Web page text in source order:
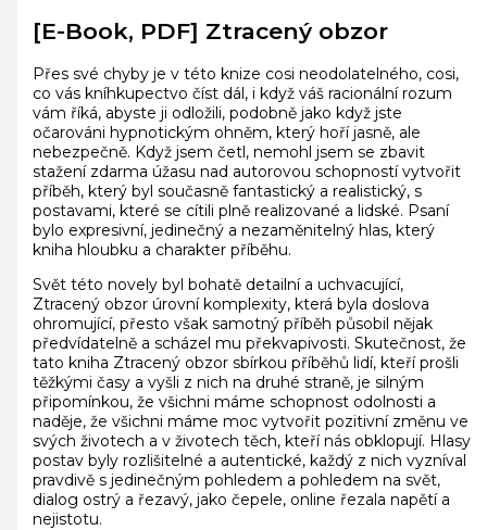
[E-Book, PDF] Ztracený obzor
Přes své chyby je v této knize cosi neodolatelného, cosi,
co vás kníhkupectvo číst dál, i když váš racionální rozum
vám říká, abyste ji odložili, podobně jako když jste
očarováni hypnotickým ohněm, který hoří jasně, ale
nebezpečně. Když jsem četl, nemohl jsem se zbavit
stažení zdarma​ úžasu nad autorovou schopností vytvořit
příběh, který byl současně fantastický a realistický, s
postavami, které se cítili plně realizované a lidské. Psaní
bylo expresivní, jedinečný a nezaměnitelný hlas, který
kniha hloubku a charakter příběhu.
Svět této novely byl bohatě detailní a uchvacující,
Ztracený obzor úrovní komplexity, která byla doslova
ohromující, přesto však samotný příběh působil nějak
předvídatelně a scházel mu překvapivosti. Skutečnost, že
tato kniha Ztracený obzor sbírkou příběhů lidí, kteří prošli
těžkými časy a vyšli z nich na druhé straně, je silným
připomínkou, že všichni máme schopnost odolnosti a
naděje, že všichni máme moc vytvořit pozitivní změnu ve
svých životech a v životech těch, kteří nás obklopují. Hlasy
postav byly rozlišitelné a autentické, každý z nich vyzníval
pravdivě s jedinečným pohledem a pohledem na svět,
dialog ostrý a řezavý, jako čepele, online řezala napětí a
nejistotu.